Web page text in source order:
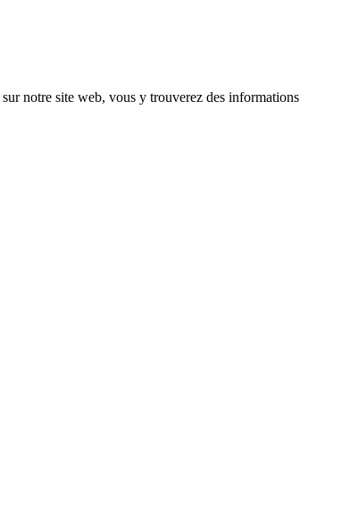
sur notre site web, vous y trouverez des informations